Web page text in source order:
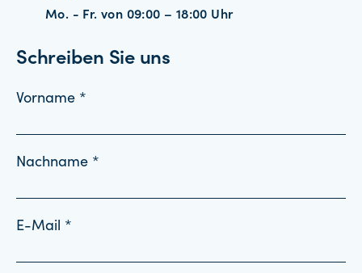
Mo. - Fr. von 09:00 – 18:00 Uhr
Schreiben Sie uns
Vorname *
Nachname *
E-Mail *